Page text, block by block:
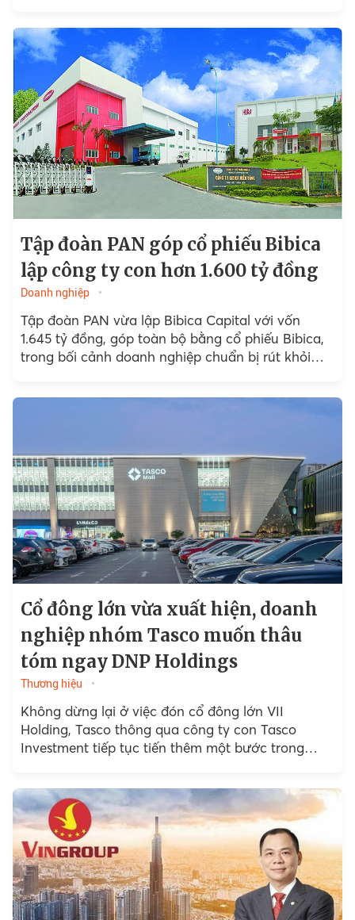
Tập đoàn PAN góp cổ phiếu Bibica
lập công ty con hơn 1.600 tỷ đồng
Doanh nghiệp
Tập đoàn PAN vừa lập Bibica Capital với vốn
1.645 tỷ đồng, góp toàn bộ bằng cổ phiếu Bibica,
trong bối cảnh doanh nghiệp chuẩn bị rút khỏi
Cổ đông lớn vừa xuất hiện, doanh
nghiệp nhóm Tasco muốn thâu
tóm ngay DNP Holdings
Thương hiệu
Không dừng lại ở việc đón cổ đông lớn VII
Holding, Tasco thông qua công ty con Tasco
Investment tiếp tục tiến thêm một bước trong